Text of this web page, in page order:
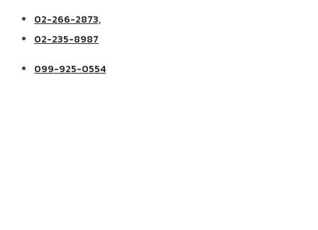
02-266-2873,
02-235-8987
099-925-0554